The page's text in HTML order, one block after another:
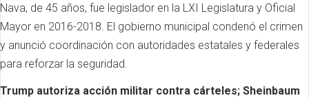
Nava, de 45 años, fue legislador en la LXI Legislatura y Oficial
Mayor en 2016-2018. El gobierno municipal condenó el crimen
y anunció coordinación con autoridades estatales y federales
para reforzar la seguridad.
Trump autoriza acción militar contra cárteles; Sheinbaum